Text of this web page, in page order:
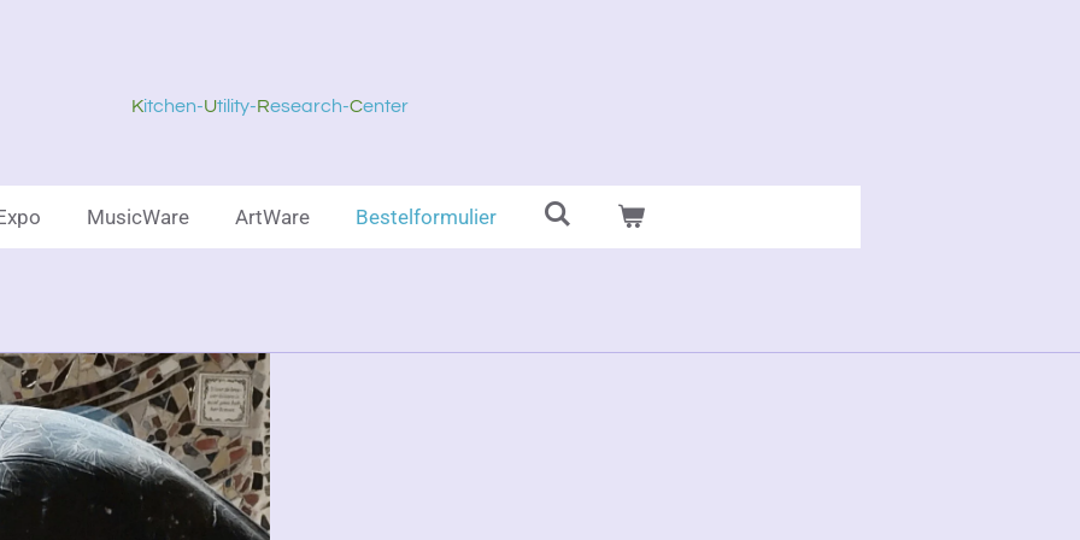
Kitchen-Utility-Research-Center
MusicWare ArtWare Bestelformulier